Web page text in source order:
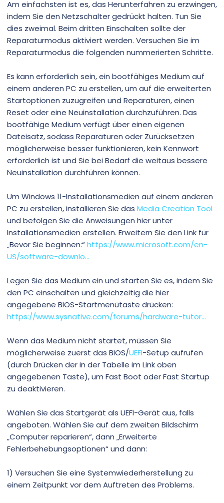
Am einfachsten ist es, das Herunterfahren zu erzwingen,
indem Sie den Netzschalter gedrückt halten. Tun Sie
dies zweimal. Beim dritten Einschalten sollte der
Reparaturmodus aktiviert werden. Versuchen Sie im
Reparaturmodus die folgenden nummerierten Schritte.
Es kann erforderlich sein, ein bootfähiges Medium auf
einem anderen PC zu erstellen, um auf die erweiterten
Startoptionen zuzugreifen und Reparaturen, einen
Reset oder eine Neuinstallation durchzuführen. Das
bootfähige Medium verfügt über einen eigenen
Dateisatz, sodass Reparaturen oder Zurücksetzen
möglicherweise besser funktionieren, kein Kennwort
erforderlich ist und Sie bei Bedarf die weitaus bessere
Neuinstallation durchführen können.
Um Windows 11-Installationsmedien auf einem anderen
PC zu erstellen, installieren Sie das Media Creation Tool
und befolgen Sie die Anweisungen hier unter
Installationsmedien erstellen. Erweitern Sie den Link für
„Bevor Sie beginnen:“ https://www.microsoft.com/en-
US/software-downlo...
Legen Sie das Medium ein und starten Sie es, indem Sie
den PC einschalten und gleichzeitig die hier
angegebene BIOS-Startmenütaste drücken:
https://www.sysnative.com/forums/hardware-tutor...
Wenn das Medium nicht startet, müssen Sie
möglicherweise zuerst das BIOS/UEFI-Setup aufrufen
(durch Drücken der in der Tabelle im Link oben
angegebenen Taste), um Fast Boot oder Fast Startup
zu deaktivieren.
Wählen Sie das Startgerät als UEFI-Gerät aus, falls
angeboten. Wählen Sie auf dem zweiten Bildschirm
„Computer reparieren“, dann „Erweiterte
Fehlerbehebungsoptionen“ und dann:
1) Versuchen Sie eine Systemwiederherstellung zu
einem Zeitpunkt vor dem Auftreten des Problems.